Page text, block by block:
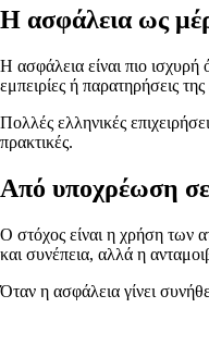
Η ασφάλεια ως
Η ασφάλεια είναι πιο ισχυρή
εμπειρίες ή παρατηρήσεις
Πολλές ελληνικές
πρακτικές.
Από υποχρέωση
Ο στόχος είναι η χρήση των
και συνέπεια, αλλά η
Όταν η ασφάλεια γίνει